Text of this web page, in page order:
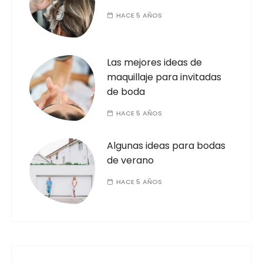
HACE 5 AÑOS
Las mejores ideas de
maquillaje para invitadas
de boda
HACE 5 AÑOS
Algunas ideas para bodas
de verano
HACE 5 AÑOS